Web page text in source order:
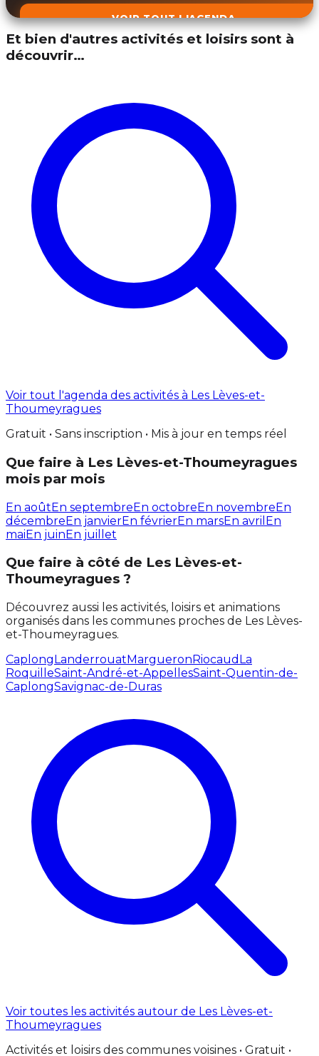
VOIR TOUT L'AGENDA
Et bien d'autres activités et loisirs sont à
découvrir…
Voir tout l'agenda des activités à Les Lèves-et-
Thoumeyragues
Gratuit • Sans inscription • Mis à jour en temps réel
Que faire à Les Lèves-et-Thoumeyragues
mois par mois
En aoûtEn septembreEn octobreEn novembreEn
décembreEn janvierEn févrierEn marsEn avril En
maiEn juinEn juillet
Que faire à côté de Les Lèves-et-
Thoumeyragues ?
Découvrez aussi les activités, loisirs et animations
organisés dans les communes proches de Les Lèves-
et-Thoumeyragues.
CaplongLanderrouatMargueronRiocaud La
RoquilleSaint-André-et-AppellesSaint-Quentin-de-
CaplongSavignac-de-Duras
Voir toutes les activités autour de Les Lèves-et-
Thoumeyragues
Activités et loisirs des communes voisines • Gratuit •